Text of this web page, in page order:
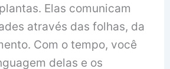
Elas comunicam
através das folhas, da
Com o tempo, você
delas e os